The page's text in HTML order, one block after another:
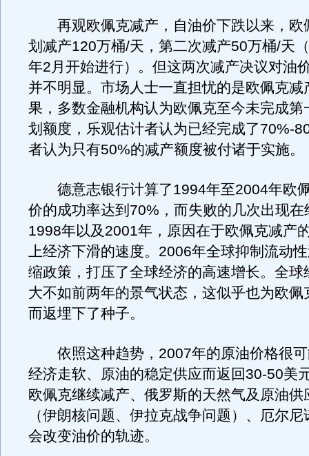
再观欧佩克减产，自油价下跌以来，欧
划减产120万桶/天，第二次减产50万桶/天
年2月开始进行）。但这两次减产决议对油
并不明显。市场人士一直担忧的是欧佩克减
果，多数金融机构认为欧佩克至今未完成第
划额度，乐观估计者认为已经完成了70%-
者认为只有50%的减产额度被付诸于实施。
德意志银行计算了1994年至2004年欧
价的成功率达到70%，而失败的几次出现在
1998年以及2001年，原因在于欧佩克减产
上经济下滑的速度。2006年全球抑制流动
缩政策，打压了全球经济的高速增长。全球
大不如前两年的景气状态，这似乎也为欧佩
而返埋下了种子。
依照这种趋势，2007年的原油价格很可
经济走软、原油的稳定供应而返回30-50美
欧佩克继续减产、俄罗斯的天然气及原油供
（伊朗核问题、伊拉克战争问题）、厄尔
会改变油价的轨迹。